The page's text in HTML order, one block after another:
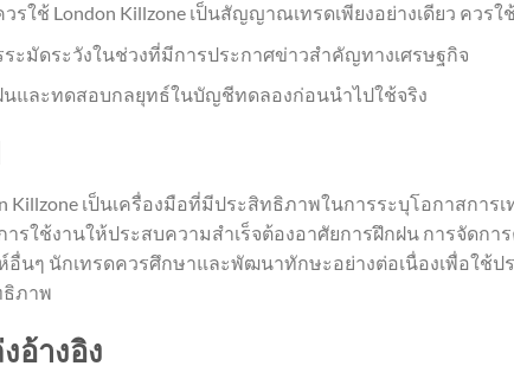
รใช้ London Killzone เป็นสัญญาณเทรดเพียงอย่างเดียว ควร
ระมัดระวังในช่วงที่มีการประกาศข่าวสำคัญทางเศรษฐกิจ
นและทดสอบกลยุทธ์ในบัญชีทดลองก่อนนำไปใช้จริง
Killzone เป็นเครื่องมือที่มีประสิทธิภาพในการระบุโอกาสการ
ารใช้งานให้ประสบความสำเร็จต้องอาศัยการฝึกฝน การจัดกา
อื่นๆ นักเทรดควรศึกษาและพัฒนาทักษะอย่างต่อเนื่องเพื่อใช้ป
ธิภาพ
อ้างอิง